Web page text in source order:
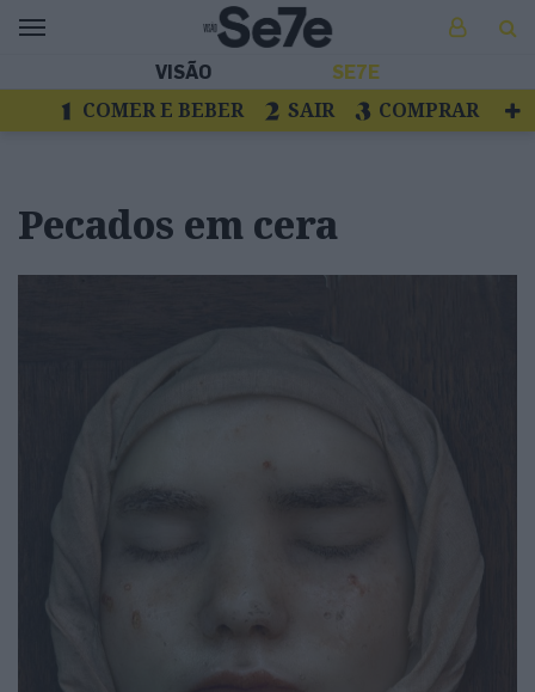
VISÃO SE7E
COMER E BEBER SAIR
COMPRAR
Pecados em cera